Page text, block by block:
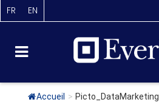
FR EN
Accueil > Picto_DataMarketing